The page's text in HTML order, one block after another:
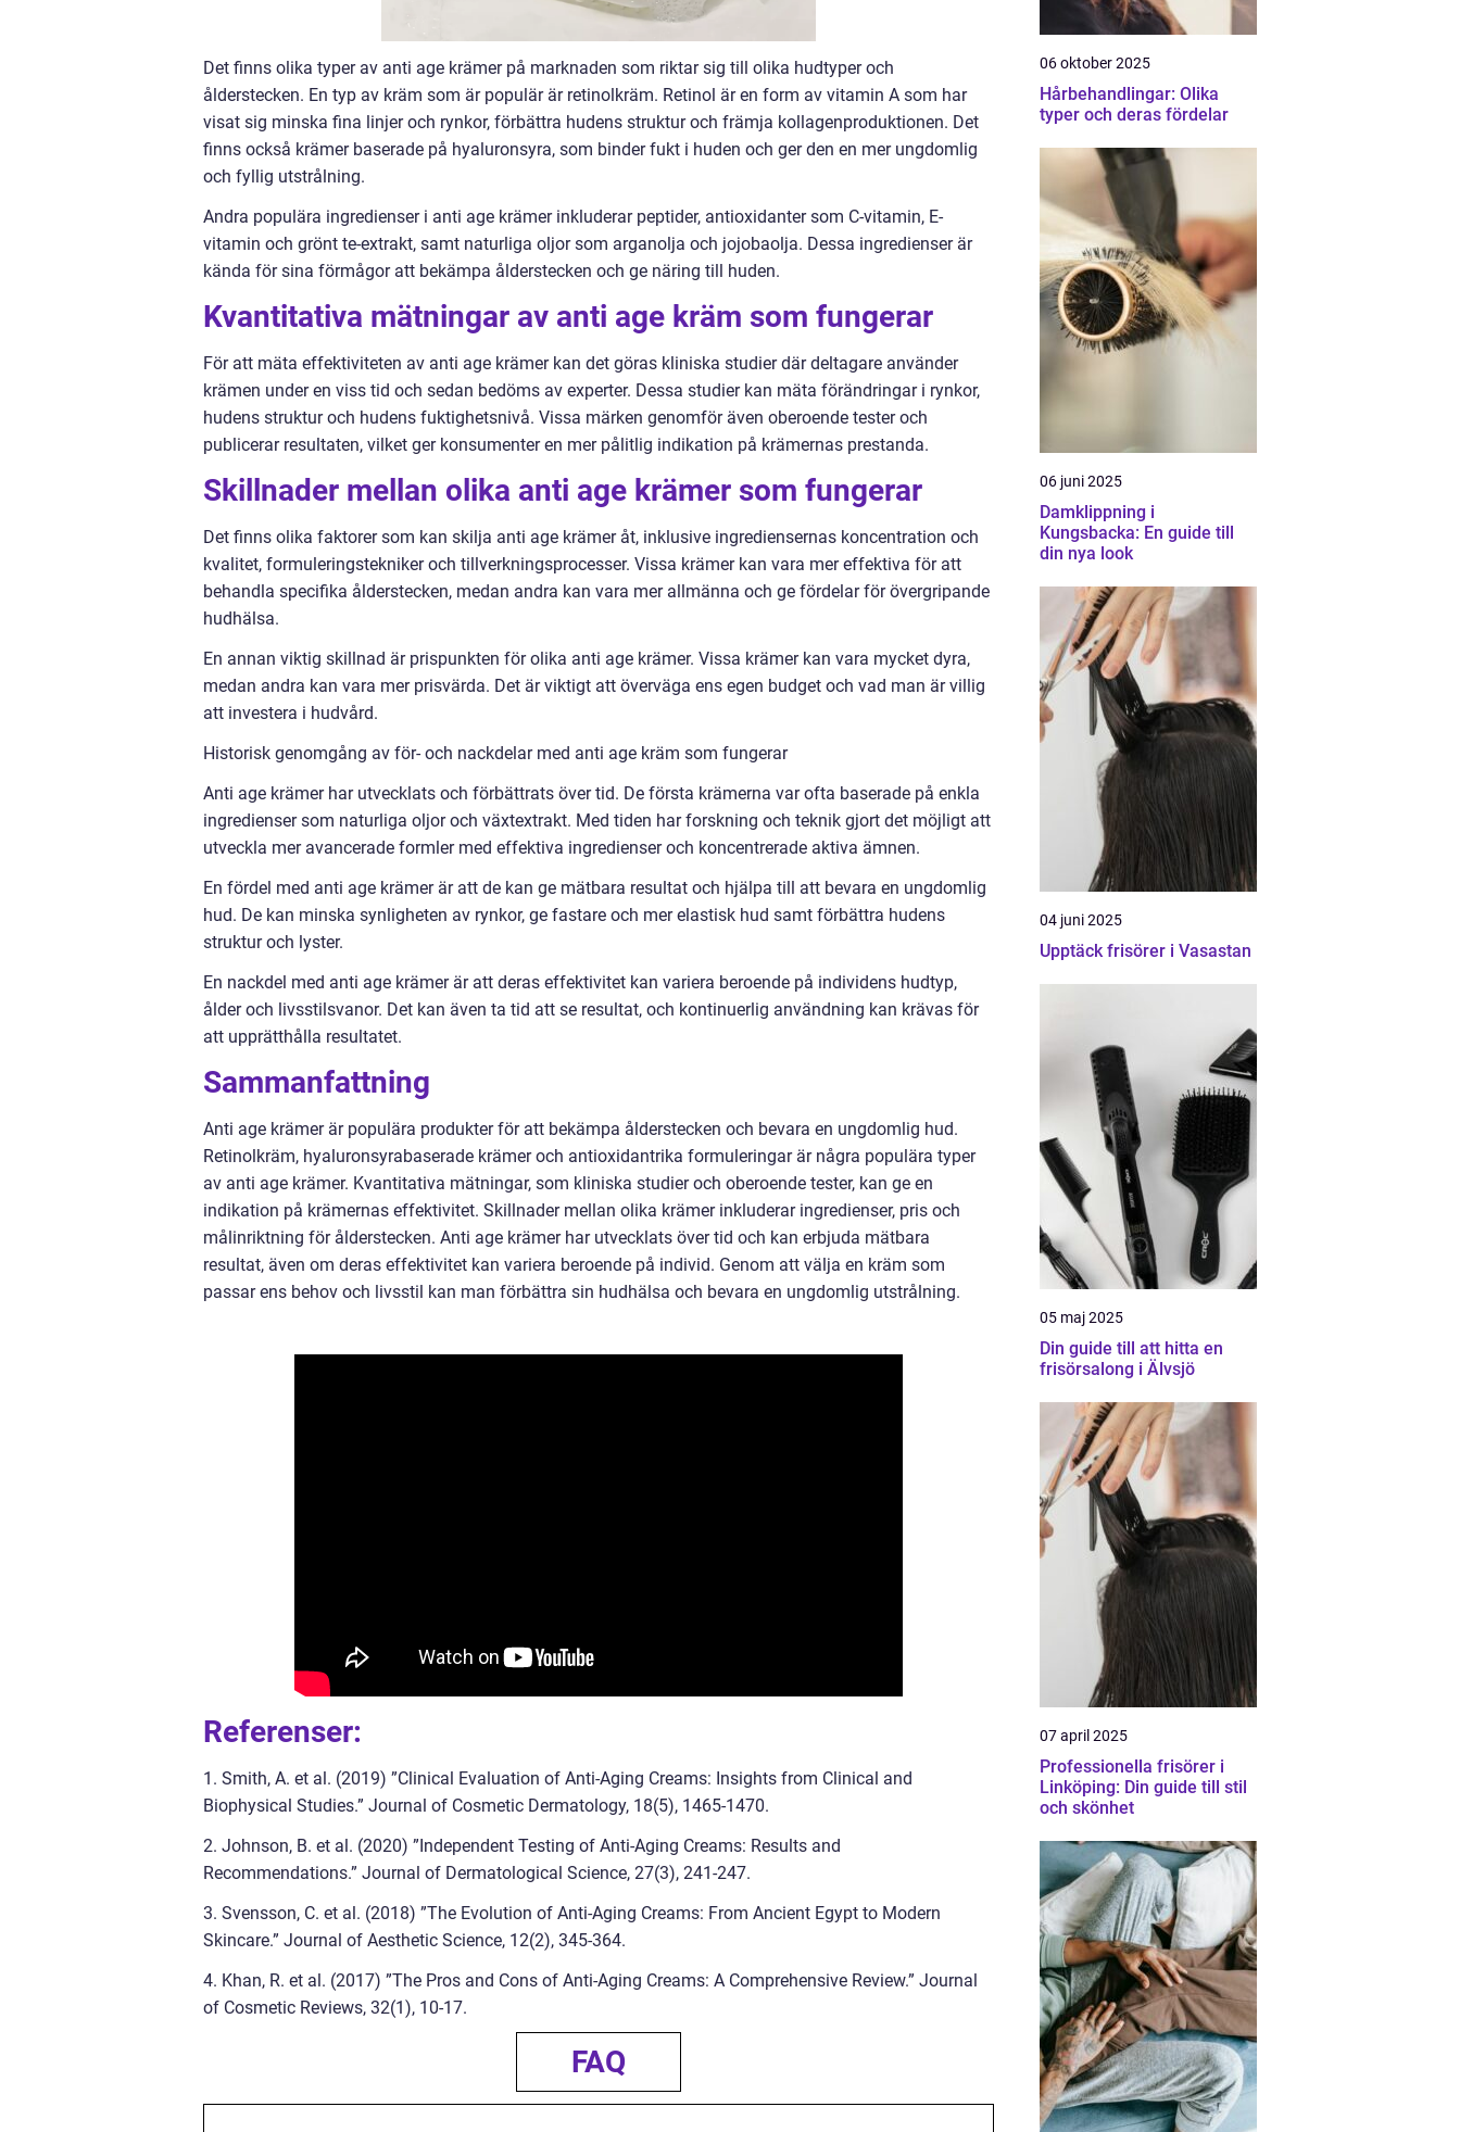
Det finns olika typer av anti age krämer på marknaden som riktar sig till olika hudtyper och
ålderstecken. En typ av kräm som är populär är retinolkräm. Retinol är en form av vitamin A som har
visat sig minska fina linjer och rynkor, förbättra hudens struktur och främja kollagenproduktionen. Det
finns också krämer baserade på hyaluronsyra, som binder fukt i huden och ger den en mer ungdomlig
och fyllig utstrålning.
Andra populära ingredienser i anti age krämer inkluderar peptider, antioxidanter som C-vitamin, E-
vitamin och grönt te-extrakt, samt naturliga oljor som arganolja och jojobaolja. Dessa ingredienser är
kända för sina förmågor att bekämpa ålderstecken och ge näring till huden.
Kvantitativa mätningar av anti age kräm som fungerar
För att mäta effektiviteten av anti age krämer kan det göras kliniska studier där deltagare använder
krämen under en viss tid och sedan bedöms av experter. Dessa studier kan mäta förändringar i rynkor,
hudens struktur och hudens fuktighetsnivå. Vissa märken genomför även oberoende tester och
publicerar resultaten, vilket ger konsumenter en mer pålitlig indikation på krämernas prestanda.
Skillnader mellan olika anti age krämer som fungerar
Det finns olika faktorer som kan skilja anti age krämer åt, inklusive ingrediensernas koncentration och
kvalitet, formuleringstekniker och tillverkningsprocesser. Vissa krämer kan vara mer effektiva för att
behandla specifika ålderstecken, medan andra kan vara mer allmänna och ge fördelar för övergripande
hudhälsa.
En annan viktig skillnad är prispunkten för olika anti age krämer. Vissa krämer kan vara mycket dyra,
medan andra kan vara mer prisvärda. Det är viktigt att överväga ens egen budget och vad man är villig
att investera i hudvård.
Historisk genomgång av för- och nackdelar med anti age kräm som fungerar
Anti age krämer har utvecklats och förbättrats över tid. De första krämerna var ofta baserade på enkla
ingredienser som naturliga oljor och växtextrakt. Med tiden har forskning och teknik gjort det möjligt att
utveckla mer avancerade formler med effektiva ingredienser och koncentrerade aktiva ämnen.
En fördel med anti age krämer är att de kan ge mätbara resultat och hjälpa till att bevara en ungdomlig
hud. De kan minska synligheten av rynkor, ge fastare och mer elastisk hud samt förbättra hudens
struktur och lyster.
En nackdel med anti age krämer är att deras effektivitet kan variera beroende på individens hudtyp,
ålder och livsstilsvanor. Det kan även ta tid att se resultat, och kontinuerlig användning kan krävas för
att upprätthålla resultatet.
Sammanfattning
Anti age krämer är populära produkter för att bekämpa ålderstecken och bevara en ungdomlig hud.
Retinolkräm, hyaluronsyrabaserade krämer och antioxidantrika formuleringar är några populära typer
av anti age krämer. Kvantitativa mätningar, som kliniska studier och oberoende tester, kan ge en
indikation på krämernas effektivitet. Skillnader mellan olika krämer inkluderar ingredienser, pris och
målinriktning för ålderstecken. Anti age krämer har utvecklats över tid och kan erbjuda mätbara
resultat, även om deras effektivitet kan variera beroende på individ. Genom att välja en kräm som
passar ens behov och livsstil kan man förbättra sin hudhälsa och bevara en ungdomlig utstrålning.
Referenser:
1. Smith, A. et al. (2019) ”Clinical Evaluation of Anti-Aging Creams: Insights from Clinical and
Biophysical Studies.” Journal of Cosmetic Dermatology, 18(5), 1465-1470.
2. Johnson, B. et al. (2020) ”Independent Testing of Anti-Aging Creams: Results and
Recommendations.” Journal of Dermatological Science, 27(3), 241-247.
3. Svensson, C. et al. (2018) ”The Evolution of Anti-Aging Creams: From Ancient Egypt to Modern
Skincare.” Journal of Aesthetic Science, 12(2), 345-364.
4. Khan, R. et al. (2017) ”The Pros and Cons of Anti-Aging Creams: A Comprehensive Review.” Journal
of Cosmetic Reviews, 32(1), 10-17.
FAQ
06 oktober 2025
Hårbehandlingar: Olika
typer och deras fördelar
06 juni 2025
Damklippning i
Kungsbacka: En guide till
din nya look
04 juni 2025
Upptäck frisörer i Vasastan
05 maj 2025
Din guide till att hitta en
frisörsalong i Älvsjö
07 april 2025
Professionella frisörer i
Linköping: Din guide till stil
och skönhet